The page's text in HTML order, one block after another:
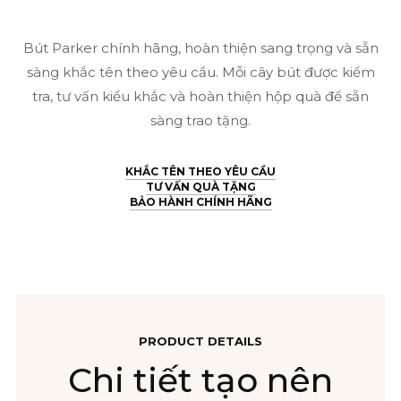
số
lượng
Bút Parker chính hãng, hoàn thiện sang trọng và sẵn
sàng khắc tên theo yêu cầu. Mỗi cây bút được kiểm
tra, tư vấn kiểu khắc và hoàn thiện hộp quà để sẵn
sàng trao tặng.
KHẮC TÊN THEO YÊU CẦU
TƯ VẤN QUÀ TẶNG
BẢO HÀNH CHÍNH HÃNG
PRODUCT DETAILS
Chi tiết tạo nên